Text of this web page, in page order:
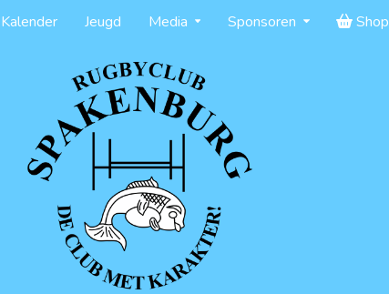
Kalender Jeugd Media Sponsoren Shop